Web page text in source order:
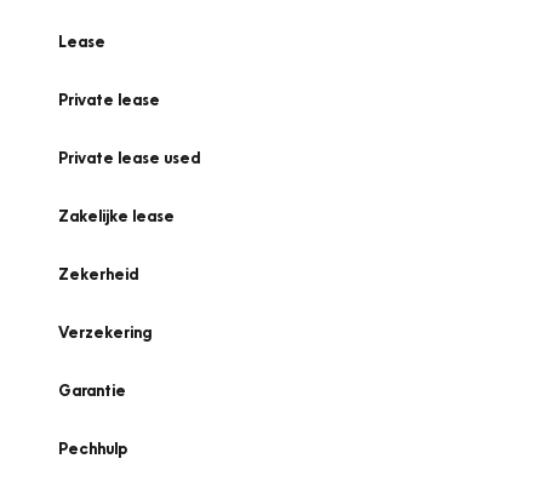
Lease
Private lease
Private lease used
Zakelijke lease
Zekerheid
Verzekering
Garantie
Pechhulp